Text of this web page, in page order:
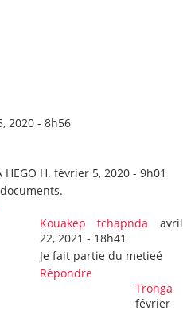
2020 - 8h56
HEGO H. février 5, 2020 - 9h01
Kouakep tchapnda
avril
22, 2021 - 18h41
Je fait partie du metieé
Répondre
Tronga
février